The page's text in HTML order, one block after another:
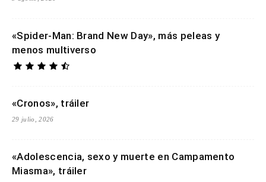
«Spider-Man: Brand New Day», más peleas y
menos multiverso
«Cronos», tráiler
29 julio, 2026
«Adolescencia, sexo y muerte en Campamento
Miasma», tráiler